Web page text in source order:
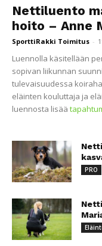
Nettiluento
hoito – Anne
SporttiRakki Toimitus -
Luennolla käsitellään
sopivan liikunnan
tulevaisuudessa
eläinten kouluttaja ja
luennosta lisää
PRO